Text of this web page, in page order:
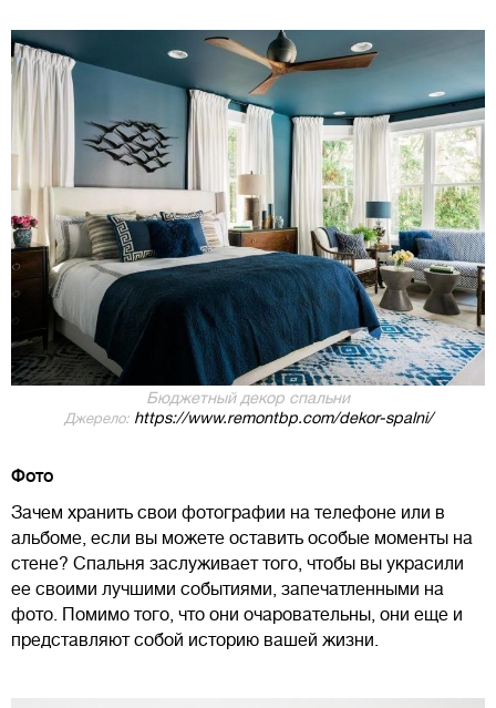
Бюджетный декор спальни
Джерело:https://www.remontbp.com/dekor-spalni/
Фото
Зачем хранить свои фотографии на телефоне или в
альбоме, если вы можете оставить особые моменты на
стене? Спальня заслуживает того, чтобы вы украсили
ее своими лучшими событиями, запечатленными на
фото. Помимо того, что они очаровательны, они еще и
представляют собой историю вашей жизни.